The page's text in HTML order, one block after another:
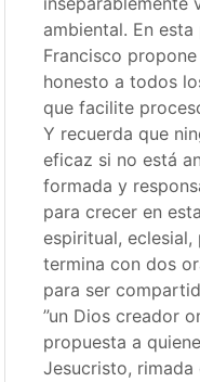
ambiental. En
Francisco
honesto a todos
que facilite
Y recuerda que
eficaz si no está
formada y
para crecer en
espiritual,
termina con dos
para ser
”un Dios creador
propuesta a
Jesucristo, rimada